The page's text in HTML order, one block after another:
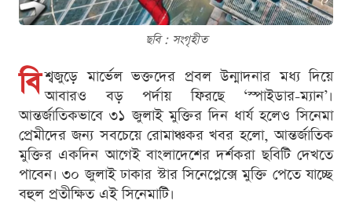
ছবি : সংগৃহীত
বি শ্বজুড়ে মার্ভেল ভক্তদের প্রবল উন্মাদনার মধ্য দিয়ে
আবারও বড় পর্দায় ফিরছে ‘স্পাইডার-ম্যান’।
আন্তর্জাতিকভাবে ৩১ জুলাই মুক্তির দিন ধার্য হলেও সিনেমা
প্রেমীদের জন্য সবচেয়ে রোমাঞ্চকর খবর হলো, আন্তর্জাতিক
মুক্তির একদিন আগেই বাংলাদেশের দর্শকরা ছবিটি দেখতে
পাবেন। ৩০ জুলাই ঢাকার স্টার সিনেপ্লেক্সে মুক্তি পেতে যাচ্ছে
বহুল প্রতীক্ষিত এই সিনেমাটি।